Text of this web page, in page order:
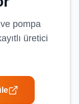
pompa
üretici